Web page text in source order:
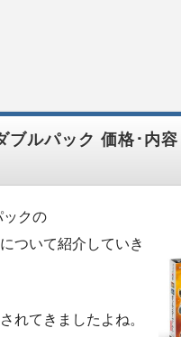
ブルパック 価格･内
ックの
ついて紹介していき
れてきましたよね。